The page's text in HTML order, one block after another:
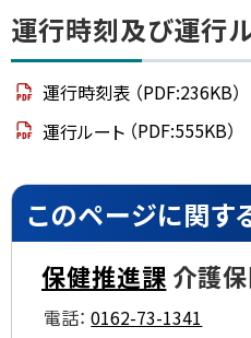
こ
の
ペ
ー
ジ
に
関
す
問
合
わ
ト
ッ
プ
に
戻
運行時刻及び運行
運行時刻表 （PDF:236KB）
運行ルート （PDF:555KB）
ト このページに関す
保健推進課 介護
電話： 0162-73-1341